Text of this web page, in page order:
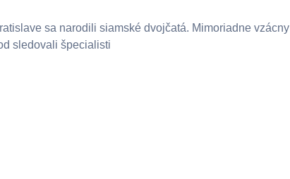
sa narodili siamské dvojčatá. Mimoriadne vzácny
sledovali špecialisti